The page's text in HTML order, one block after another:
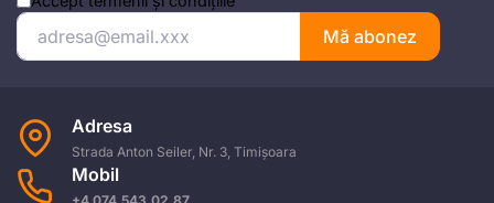
Mă abonez
Adresa
Strada Anton Seiler, Nr. 3, Timișoara
Mobil